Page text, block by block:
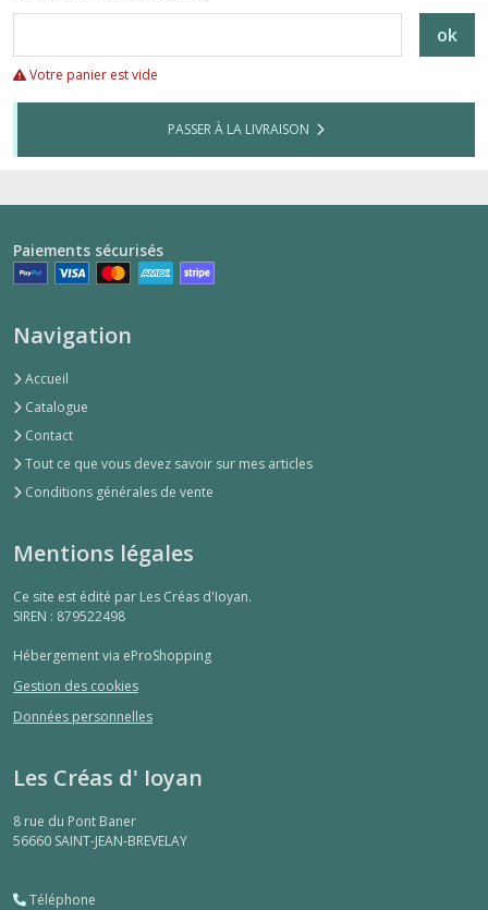
ok
Votre panier est vide
PASSER À LA LIVRAISON
Paiements sécurisés
Navigation
Accueil
Catalogue
Contact
Tout ce que vous devez savoir sur mes articles
Conditions générales de vente
Mentions légales
Ce site est édité par Les Créas d'Ioyan.
SIREN : 879522498
Hébergement via eProShopping
Gestion des cookies
Données personnelles
Les Créas d' Ioyan
8 rue du Pont Baner
56660 SAINT-JEAN-BREVELAY
Téléphone